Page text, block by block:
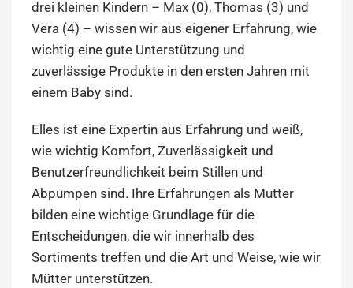
drei kleinen Kindern – Max (0), Thomas (3) und
Vera (4) – wissen wir aus eigener Erfahrung, wie
wichtig eine gute Unterstützung und
zuverlässige Produkte in den ersten Jahren mit
einem Baby sind.
Elles ist eine Expertin aus Erfahrung und weiß,
wie wichtig Komfort, Zuverlässigkeit und
Benutzerfreundlichkeit beim Stillen und
Abpumpen sind. Ihre Erfahrungen als Mutter
bilden eine wichtige Grundlage für die
Entscheidungen, die wir innerhalb des
Sortiments treffen und die Art und Weise, wie wir
Mütter unterstützen.